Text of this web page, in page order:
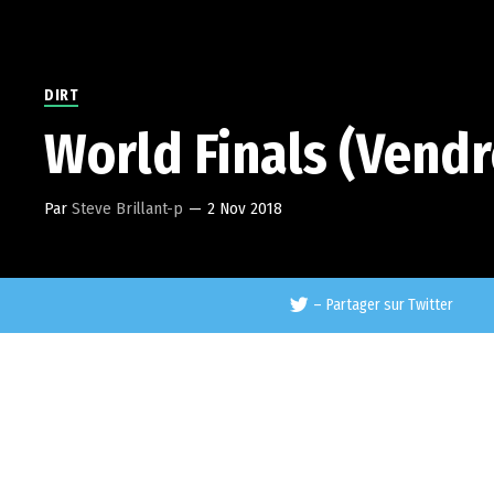
DIRT
World Finals
ParSteve Brillant-p — 2 Nov 2018
– Partager sur Twitter